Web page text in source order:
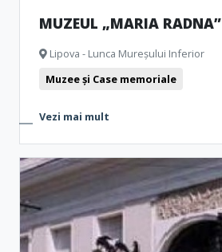
MUZEUL „MARIA RADNA”
Lipova - Lunca Mureșului Inferior
Muzee și Case memoriale
Vezi mai mult